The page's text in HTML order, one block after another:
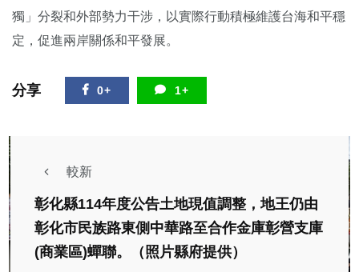
獨」分裂和外部勢力干涉，以實際行動積極維護台海和平穩
定，促進兩岸關係和平發展。
分享 0+ 1+
較新
彰化縣114年度公告土地現值調整，地王仍由
彰化市民族路東側中華路至合作金庫彰營支庫
(商業區)蟬聯。（照片縣府提供）